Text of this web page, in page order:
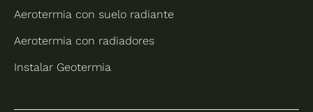
Aerotermia con suelo radiante
Aerotermia con radiadores
Instalar Geotermia